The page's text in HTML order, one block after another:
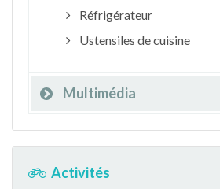
Réfrigérateur
Ustensiles de cuisine
Multimédia
Activités